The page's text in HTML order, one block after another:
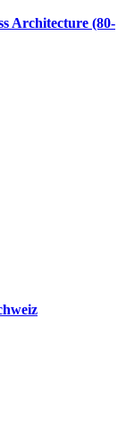
Architecture (80-